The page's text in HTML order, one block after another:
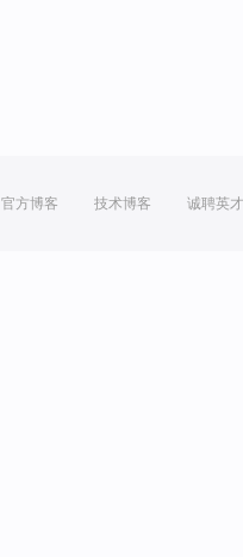
官方博客 技术博客 诚聘英才